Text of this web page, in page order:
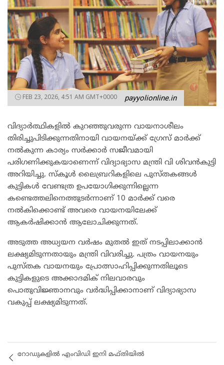
FEB 23, 2026, 4:51 AM GMT+0000 payyolionline.in
വിദ്യാര്‍ത്ഥികളില്‍ കുറഞ്ഞുവരുന്ന വായനാശീലം
തിരിച്ചുപിടിക്കുന്നതിനായി വായനയ്ക്ക് ഗ്രേസ് മാര്‍ക്ക്
നല്‍കുന്ന കാര്യം സര്‍ക്കാര്‍ സജീവമായി
പരിഗണിക്കുകയാണെന്ന് വിദ്യാഭ്യാസ മന്ത്രി വി ശിവന്‍കുട്ടി
അറിയിച്ചു. സ്‌കൂള്‍ ലൈബ്രറികളിലെ പുസ്തകങ്ങള്‍
കുട്ടികള്‍ വേണ്ടത്ര ഉപയോഗിക്കുന്നില്ലെന്ന
കണ്ടെത്തലിനെത്തുടര്‍ന്നാണ് 10 മാര്‍ക്ക് വരെ
നല്‍കിക്കൊണ്ട് അവരെ വായനയിലേക്ക്
ആകര്‍ഷിക്കാന്‍ ആലോചിക്കുന്നത്.
അടുത്ത അധ്യയന വര്‍ഷം മുതല്‍ ഇത് നടപ്പിലാക്കാന്‍
ലക്ഷ്യമിടുന്നതായും മന്ത്രി വിവരിച്ചു. പത്രം വായനയും
പുസ്തക വായനയും പ്രോത്സാഹിപ്പിക്കുന്നതിലൂടെ
കുട്ടികളുടെ അക്കാദമിക് നിലവാരവും
പൊതുവിജ്ഞാനവും വര്‍ദ്ധിപ്പിക്കാനാണ് വിദ്യാഭ്യാസ
വകുപ്പ് ലക്ഷ്യമിടുന്നത്.
റോഡുകളില്‍ എംവിഡി ഇനി മഫ്തിയില്‍